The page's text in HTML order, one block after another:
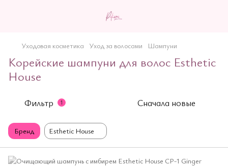
Уходовая косметика Уход за волосами Шампуни
Корейские шампуни для волос Esthetic
House
Фильтр 1 Сначала новые
Бренд Esthetic House